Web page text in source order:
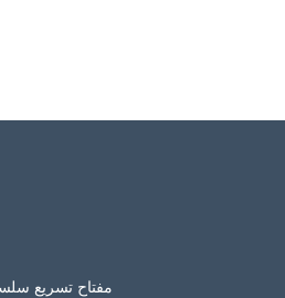
مفتاح تسريع